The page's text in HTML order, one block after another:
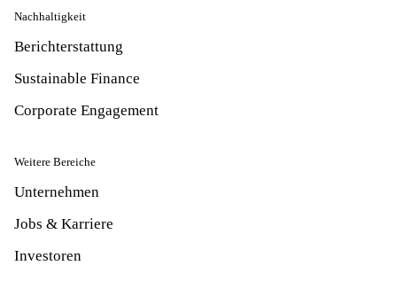
Nachhaltigkeit
Berichterstattung
Sustainable Finance
Corporate Engagement
Weitere Bereiche
Unternehmen
Jobs & Karriere
Investoren